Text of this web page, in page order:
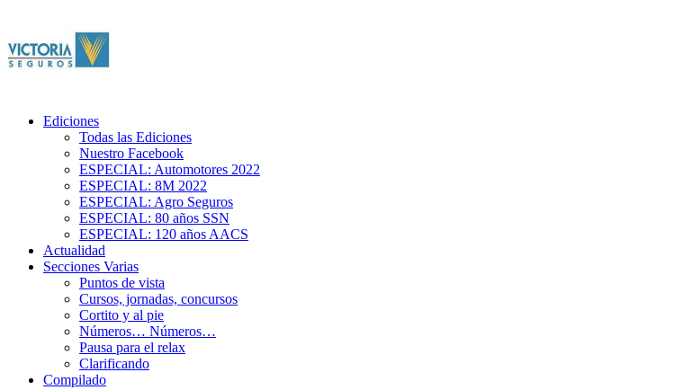
Ediciones
Todas las Ediciones
Nuestro Facebook
ESPECIAL: Automotores 2022
ESPECIAL: 8M 2022
ESPECIAL: Agro Seguros
ESPECIAL: 80 años SSN
ESPECIAL: 120 años AACS
Actualidad
Secciones Varias
Puntos de vista
Cursos, jornadas, concursos
Cortito y al pie
Números… Números…
Pausa para el relax
Clarificando
Compilado